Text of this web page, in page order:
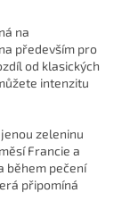
na
především pro
od klasických
intenzitu
zeleninu
Francie a
během pečení
připomíná